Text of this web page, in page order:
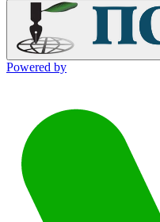
Powered by